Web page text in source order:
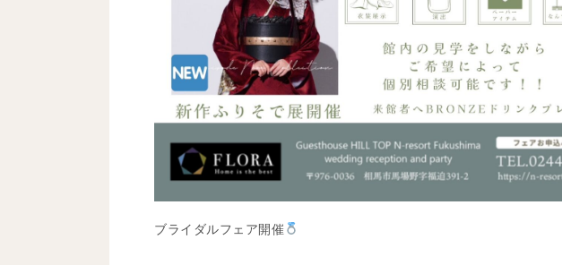
ブライダルフェア開催